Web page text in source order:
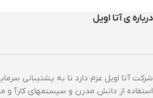
درباره ی آتا اویل
شرکت آتا اویل عزم دارد تا به پشتیبانی
استفاده از دانش مدرن و سیستمهای کارآ و